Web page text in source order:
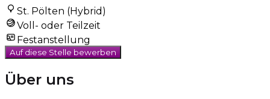
St. Pölten (Hybrid)
Voll- oder Teilzeit
Festanstellung
Auf diese Stelle bewerben
Über uns